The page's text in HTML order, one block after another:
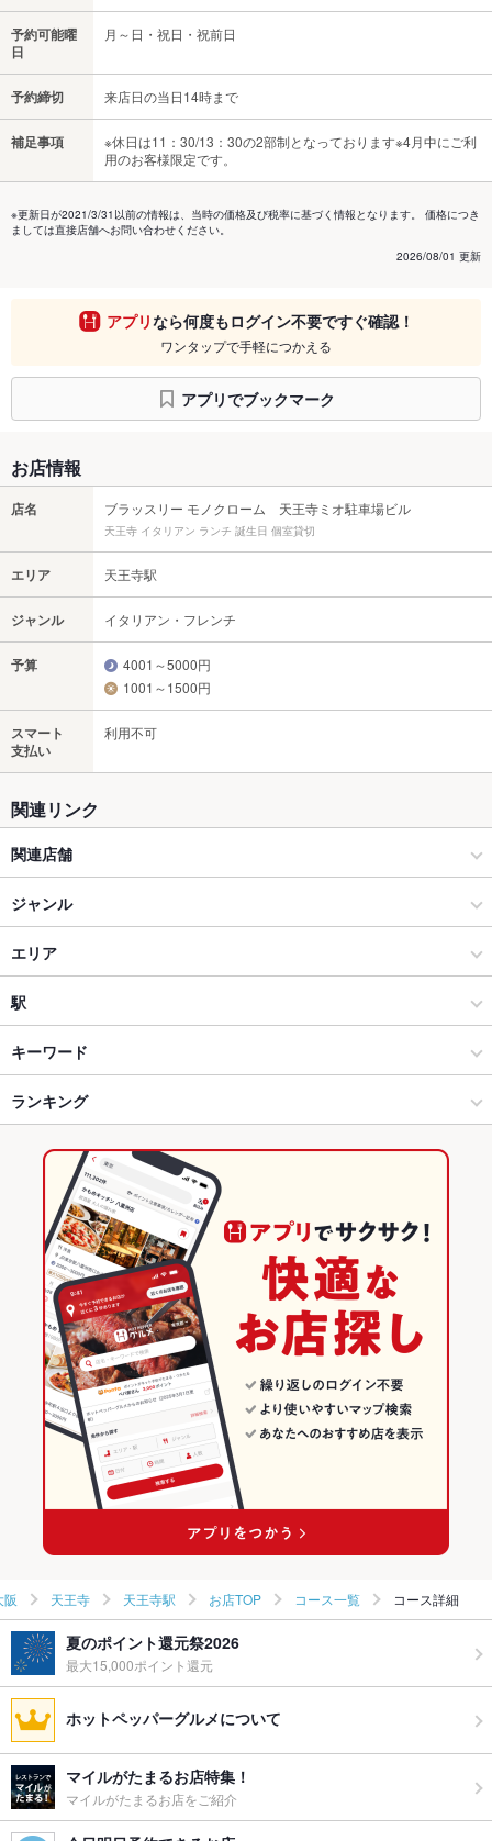
予約可能曜
日
月～日・祝日・祝前日
予約締切 来店日の当日14時まで
補足事項
※休日は11：30/13：30の2部制となっております※4月中にご利
用のお客様限定です。
※更新日が2021/3/31以前の情報は、当時の価格及び税率に基づく情報となります。 価格につき
ましては直接店舗へお問い合わせください。
2026/08/01 更新
アプリなら何度もログイン不要ですぐ確認！
ワンタップで手軽につかえる
アプリでブックマーク
お店情報
店名 ブラッスリー モノクローム 天王寺ミオ駐車場ビル
天王寺 イタリアン ランチ 誕生日 個室貸切
エリア 天王寺駅
ジャンル イタリアン・フレンチ
予算
4001～5000円
1001～1500円
スマート
支払い
利用不可
関連リンク
関連店舗
RESTAURANT＆CAFE MOULiN（ムーラン）
GARB Tokyo－ガーブ東京－
十割そば 否否五杯と本家かのや 新宿南口店
ジャンル
イタリアン・フレンチ
イタリアン
天王寺 × イタリアン・フレンチ
天王寺 × イタリアン
天王寺駅 × イタリアン・フレンチ
天王寺駅 × イタリアン
居酒屋
洋・和洋・各国料理・その他
天王寺 × 居酒屋
天王寺 × 洋・和洋・各国料理・その他
天王寺駅 × 居酒屋
天王寺駅 × 洋・和洋・各国料理・その他
エリア
天王寺駅
天王寺駅 × イタリアン・フレンチ
天王寺駅 × イタリアン
天王寺駅 × 居酒屋
天王寺駅 × 洋・和洋・各国料理・その他
大阪 × イタリアン・フレンチ
大阪 × イタリアン
大阪 × 居酒屋
大阪 × 洋・和洋・各国料理・その他
駅
大阪阿部野橋駅
寺田町駅
天王寺駅
キーワード
エビ料理
ケーキ フレンチトースト
チーズケーキ
ランキング
大阪のグルメランキング
大阪のイタリアン・フレンチランキング
大阪のイタリアンランキング
天王寺のグルメランキング
天王寺のイタリアン・フレンチランキング
天王寺のイタリアンランキング
天王寺駅のグルメランキング
天王寺駅のイタリアン・フレンチランキング
天王寺駅のイタリアンランキング
阪 天王寺 天王寺駅 お店TOP コース一覧 コース詳細
夏のポイント還元祭2026
最大15,000ポイント還元
ホットペッパーグルメについて
マイルがたまるお店特集！
マイルがたまるお店をご紹介